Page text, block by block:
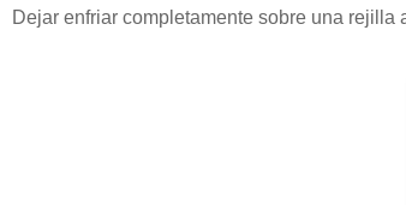
Dejar enfriar completamente sobre una